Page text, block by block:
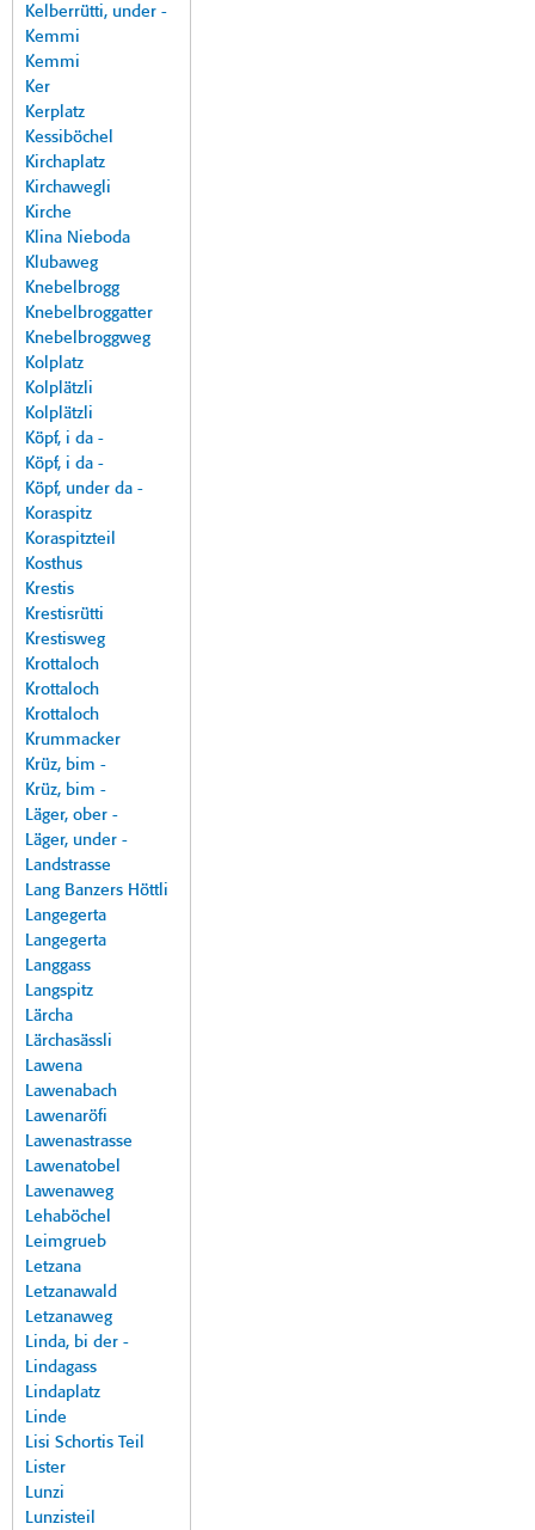
Kelberrütti, under -
Kemmi
Kemmi
Ker
Kerplatz
Kessiböchel
Kirchaplatz
Kirchawegli
Kirche
Klina Nieboda
Klubaweg
Knebelbrogg
Knebelbroggatter
Knebelbroggweg
Kolplatz
Kolplätzli
Kolplätzli
Köpf, i da -
Köpf, i da -
Köpf, under da -
Koraspitz
Koraspitzteil
Kosthus
Krestis
Krestisrütti
Krestisweg
Krottaloch
Krottaloch
Krottaloch
Krummacker
Krüz, bim -
Krüz, bim -
Läger, ober -
Läger, under -
Landstrasse
Lang Banzers Höttli
Langegerta
Langegerta
Langgass
Langspitz
Lärcha
Lärchasässli
Lawena
Lawenabach
Lawenaröfi
Lawenastrasse
Lawenatobel
Lawenaweg
Lehaböchel
Leimgrueb
Letzana
Letzanawald
Letzanaweg
Linda, bi der -
Lindagass
Lindaplatz
Linde
Lisi Schortis Teil
Lister
Lunzi
Lunzisteil